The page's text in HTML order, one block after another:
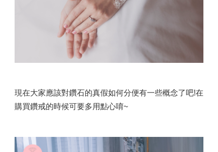
現在大家應該對鑽石的真假如何分便有一些概念了吧!在
購買鑽戒的時候可要多用點心唷~